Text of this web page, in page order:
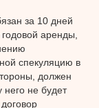
за 10 дней
аренды,
спекуляцию в
должен
него не будет